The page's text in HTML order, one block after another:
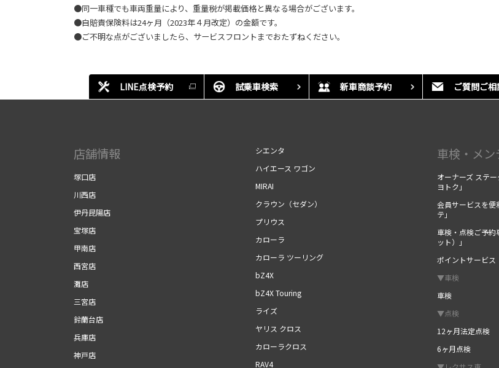
●同一車種でも車両重量により、重量税が掲載価格と異なる場合がございます。
●自賠責保険料は24ヶ月（2023年４月改定）の金額です。
●ご不明な点がございましたら、サービスフロントまでおたずねください。
LINE点検予約 試乗車検索 新車商談予約 ご質問ご相
店舗情報
塚口店
川西店
伊丹昆陽店
宝塚店
甲南店
西宮店
灘店
三宮店
鈴蘭台店
兵庫店
神戸店
シエンタ
ハイエース ワゴン
MIRAI
クラウン（セダン）
プリウス
カローラ
カローラ ツーリング
bZ4X
bZ4X Touring
ライズ
ヤリス クロス
カローラクロス
RAV4
車検・メン
オーナーズ ステ
ヨトク」
会員サービスを便
テ」
車検・点検ご予
ット）」
ポイントサービス
▼車検
車検
▼点検
12ヶ月法定点検
6ヶ月点検